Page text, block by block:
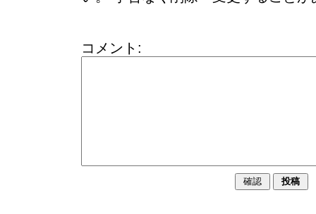
コメント: